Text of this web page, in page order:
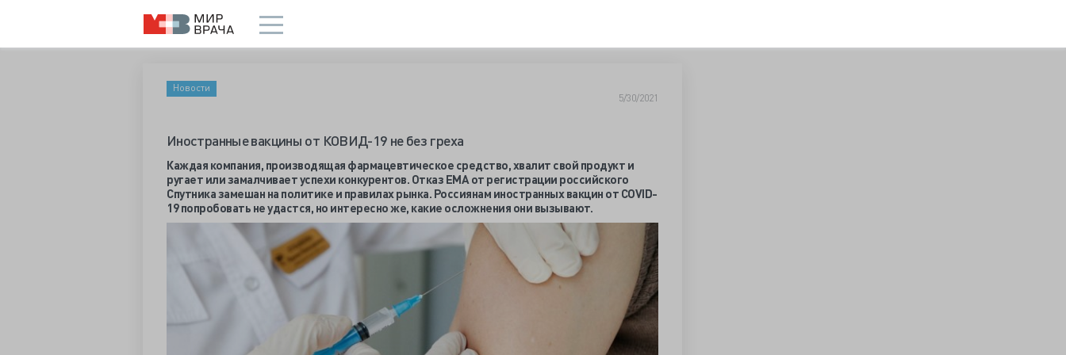
Новости
5/30/2021
Иностранные вакцины от КОВИД-19 не без греха
Каждая компания, производящая фармацевтическое средство, хвалит свой продукт и
ругает или замалчивает успехи конкурентов. Отказ ЕМА от регистрации российского
Спутника замешан на политике и правилах рынка. Россиянам иностранных вакцин от COVID-
19 попробовать не удастся, но интересно же, какие осложнения они вызывают.